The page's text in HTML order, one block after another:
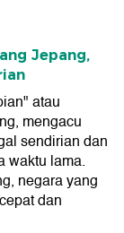
Jepang,
atau
mengacu
sendirian dan
waktu lama.
negara yang
dan